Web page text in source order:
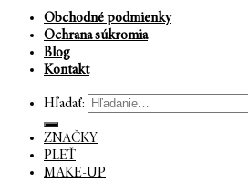
Obchodné podmienky
Ochrana súkromia
Blog
Kontakt
Hľadať:
ZNAČKY
PLEŤ
MAKE-UP